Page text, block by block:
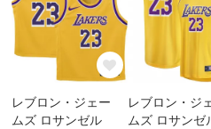
レブロン・ジェー
ムズ ロサンゼル
レブロン・ジ
ムズ ロサンゼ